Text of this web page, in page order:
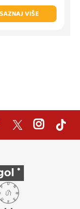
SAZNAJ VIŠE